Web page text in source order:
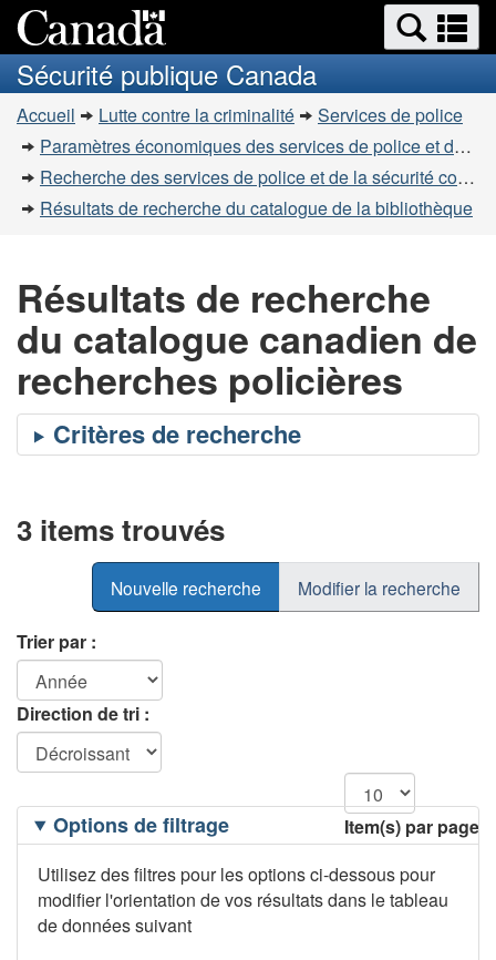
au
contenu
principal
à
la
version
HTML
simplifiée
Recherche
et
menus
et
Sécurité publique Canada
Vous
êtes
ici
Accueil Lutte contre la criminalité
Services de police
Paramètres économiques des services de police et de la sécurité communautaire
Recherche des services de police et de la sécurité communautaire
Résultats de recherche du catalogue de la bibliothèque
Résultats de recherche
du catalogue canadien de
recherches policières
3 items trouvés
Nouvelle recherche Modifier la recherche
Trier par :
Direction de tri :
Item(s) par page
Filtrage
desOptions de filtrage
Utilisez des filtres pour les options ci-dessous pour
modifier l'orientation de vos résultats dans le tableau
de données suivant